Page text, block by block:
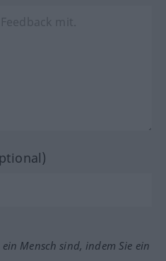
Mensch sind, indem Sie ein